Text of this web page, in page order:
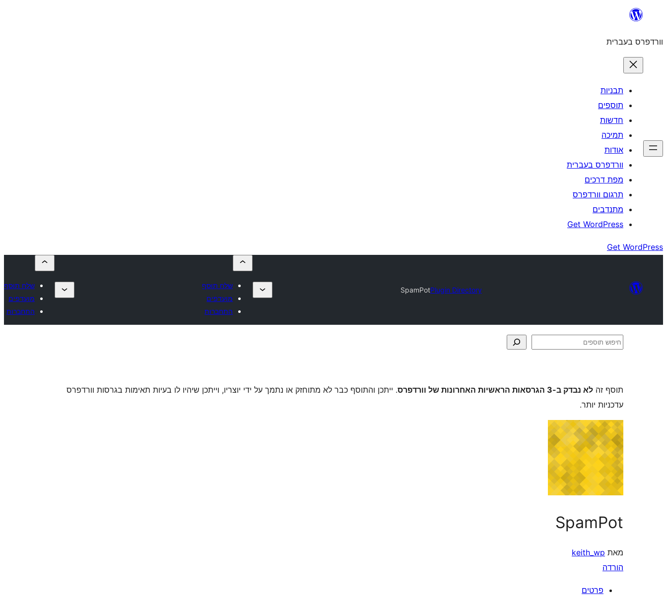
וורדפרס בעברית
תבניות
תוספים
חדשות
תמיכה
אודות
וורדפרס בעברית
מפת דרכים
תרגום וורדפרס
מתנדבים
Get WordPress
Get WordPress
Plugin Directory
SpamPot
שלח תוסף
מועדפים
התחברות
שלח תוסף
מועדפים
התחברות
חיפוש
תוסף זה לא נבדק ב-3 הגרסאות הראשיות האחרונות של וורדפרס
. ייתכן והתוסף כבר לא מתוחזק או נתמך על ידי יוצריו, וייתכן שיהיו לו בעיות תאימות בגרסות וורדפרס
עדכניות יותר.
SpamPot
מאת keith_wp
הורדה
פרטים